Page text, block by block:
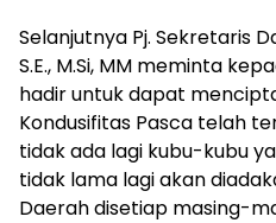
Selanjutnya Pj. Sekretaris
S.E., M.Si, MM meminta
hadir untuk dapat
Kondusifitas Pasca telah
tidak ada lagi kubu-kubu
tidak lama lagi akan
Daerah disetiap masing-